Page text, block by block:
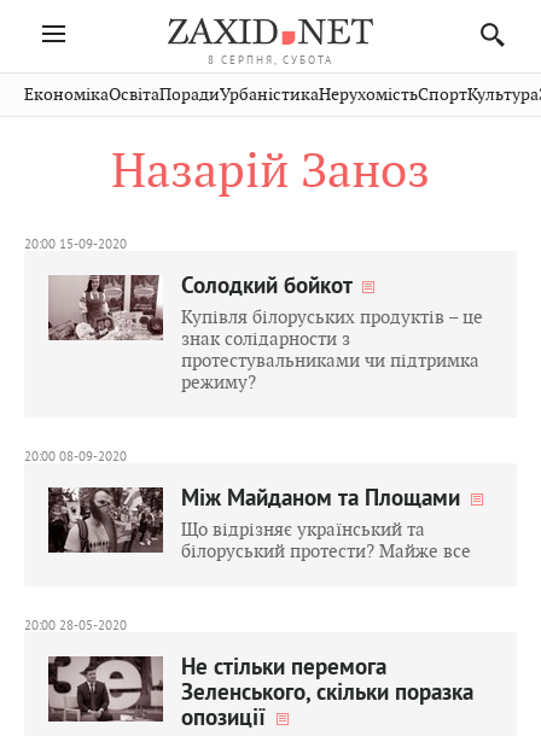
8 СЕРПНЯ, СУБОТА
Івано-
Франківськ
Волинь
Рівне
Чернівці
Стрий
Хмельницький
Публікації
Авто СловкоКультура
Кіно Дім СпортКраєзнавство
ЕкономікаОсвітаПорадиУрбаністикаНерухомістьСпортКультура
Назарій Заноз
20:00 15-09-2020
Солодкий бойкот
Купівля білоруських продуктів – це
знак солідарности з
протестувальниками чи підтримка
режиму?
20:00 08-09-2020
Між Майданом та Площами
Що відрізняє український та
білоруський протести? Майже все
20:00 28-05-2020
Не стільки перемога
Зеленського, скільки поразка
опозиції